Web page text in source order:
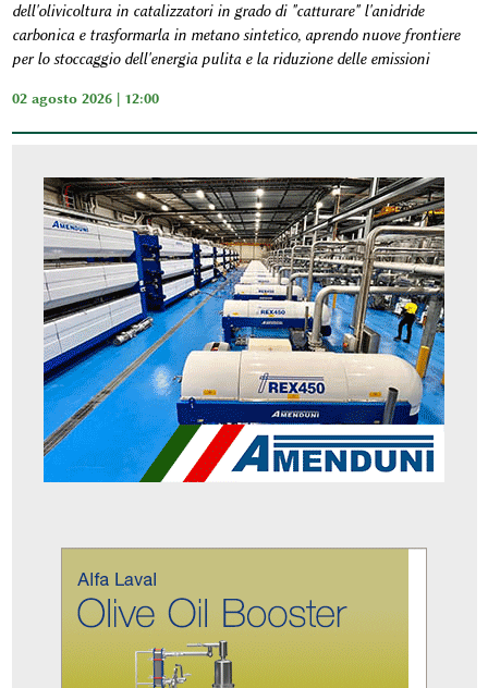
dell'olivicoltura in catalizzatori in grado di "catturare" l'anidride
carbonica e trasformarla in metano sintetico, aprendo nuove frontiere
per lo stoccaggio dell'energia pulita e la riduzione delle emissioni
02 agosto 2026 | 12:00